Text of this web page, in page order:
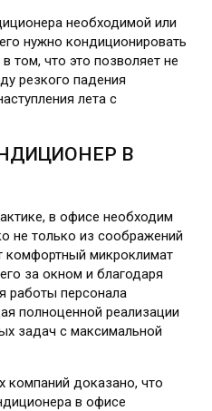
необходимой или
нужно кондиционировать
что это позволяет не
резкого падения
лета с
В
в офисе необходим
не только из соображений
комфортный микроклимат
за окном и благодаря
работы персонала
полноценной реализации
задач с максимальной
компаний доказано, что
в офисе